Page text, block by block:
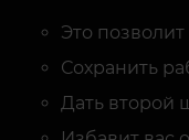
Сохранить
Дать второй
Избавит вас
продажи и